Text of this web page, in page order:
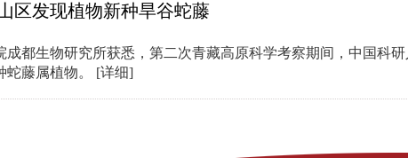
区发现植物新种旱谷蛇藤
成都生物研究所获悉，第二次青藏高原科学考察期间，中国科
蛇藤属植物。 [详细]